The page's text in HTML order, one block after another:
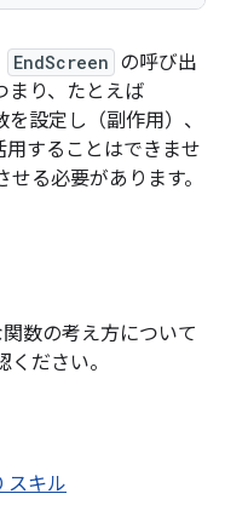
EndScreen の呼び出
まり、たとえば
設定し（副作用）、
用することはできませ
る必要があります。
数の考え方について
ださい。
スキル